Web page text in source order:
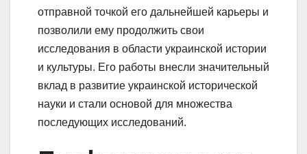
отправной точкой его дальнейшей карьеры и
позволили ему продолжить свои
исследования в области украинской истории
и культуры. Его работы внесли значительный
вклад в развитие украинской исторической
науки и стали основой для множества
последующих исследований.